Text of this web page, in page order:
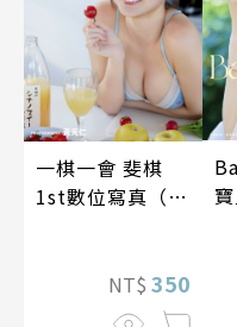
一棋一會 斐棋
1st數位寫真（含
NT$ 350